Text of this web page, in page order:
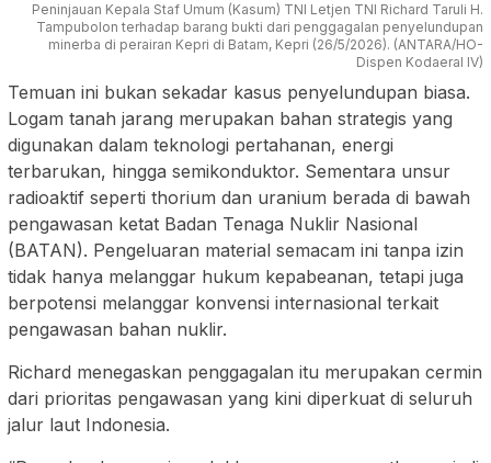
Peninjauan Kepala Staf Umum (Kasum) TNI Letjen TNI Richard Taruli H.
Tampubolon terhadap barang bukti dari penggagalan penyelundupan
minerba di perairan Kepri di Batam, Kepri (26/5/2026). (ANTARA/HO-
Dispen Kodaeral IV)
Temuan ini bukan sekadar kasus penyelundupan biasa.
Logam tanah jarang merupakan bahan strategis yang
digunakan dalam teknologi pertahanan, energi
terbarukan, hingga semikonduktor. Sementara unsur
radioaktif seperti thorium dan uranium berada di bawah
pengawasan ketat Badan Tenaga Nuklir Nasional
(BATAN). Pengeluaran material semacam ini tanpa izin
tidak hanya melanggar hukum kepabeanan, tetapi juga
berpotensi melanggar konvensi internasional terkait
pengawasan bahan nuklir.
Richard menegaskan penggagalan itu merupakan cermin
dari prioritas pengawasan yang kini diperkuat di seluruh
jalur laut Indonesia.